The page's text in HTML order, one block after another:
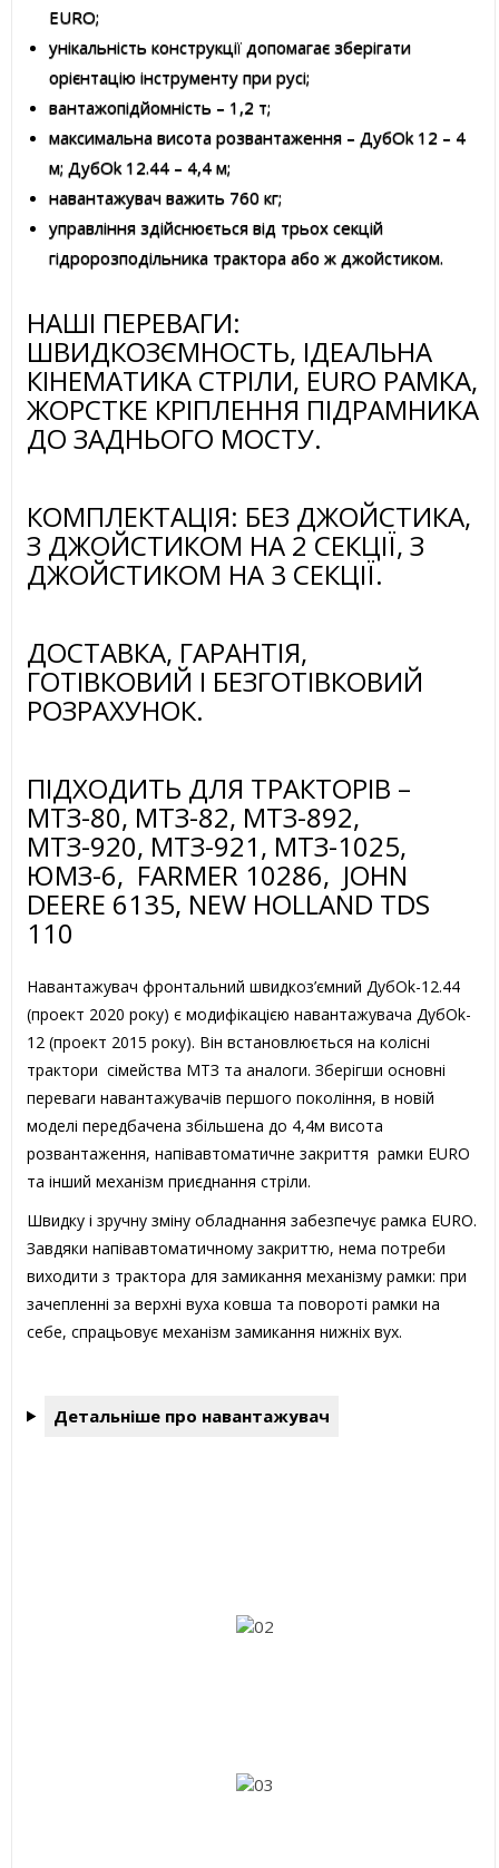
EURO;
унікальність конструкції допомагає зберігати
орієнтацію інструменту при русі;
вантажопідйомність – 1,2 т;
максимальна висота розвантаження – ДубOk 12 – 4
м; ДубOk 12.44 – 4,4 м;
навантажувач важить 760 кг;
управління здійснюється від трьох секцій
гідророзподільника трактора або ж джойстиком.
НАШІ ПЕРЕВАГИ:
ШВИДКОЗЄМНОСТЬ, ІДЕАЛЬНА
КІНЕМАТИКА СТРІЛИ, EURO РАМКА,
ЖОРСТКЕ КРІПЛЕННЯ ПІДРАМНИКА
ДО ЗАДНЬОГО МОСТУ.
КОМПЛЕКТАЦІЯ: БЕЗ ДЖОЙСТИКА,
З ДЖОЙСТИКОМ НА 2 СЕКЦІЇ, З
ДЖОЙСТИКОМ НА 3 СЕКЦІЇ.
ДОСТАВКА, ГАРАНТІЯ,
ГОТІВКОВИЙ І БЕЗГОТІВКОВИЙ
РОЗРАХУНОК.
ПІДХОДИТЬ ДЛЯ ТРАКТОРІВ –
МТЗ-80, МТЗ-82, МТЗ-892,
МТЗ-920, МТЗ-921, МТЗ-1025,
ЮМЗ-6, FARMER 10286, JOHN
DEERE 6135, NEW HOLLAND TDS
110
Навантажувач фронтальний швидкоз’ємний ДубOk-12.44
(проект 2020 року) є модифікацією навантажувача ДубOk-
12 (проект 2015 року). Він встановлюється на колісні
трактори сімейства МТЗ та аналоги. Зберігши основні
переваги навантажувачів першого покоління, в новій
моделі передбачена збільшена до 4,4м висота
розвантаження, напівавтоматичне закриття рамки EURO
та інший механізм приєднання стріли.
Швидку і зручну зміну обладнання забезпечує рамка EURO.
Завдяки напівавтоматичному закриттю, нема потреби
виходити з трактора для замикання механізму рамки: при
зачепленні за верхні вуха ковша та повороті рамки на
себе, спрацьовує механізм замикання нижніх вух.
Детальніше про навантажувач